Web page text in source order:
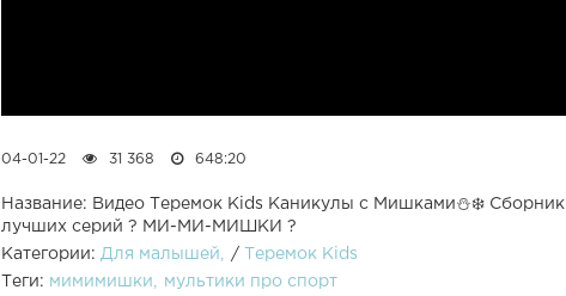
04-01-22 31 368 648:20
Название: Видео Теремок Kids Каникулы с Мишками⛄❄️ Сборник
лучших серий ? МИ-МИ-МИШКИ ?
Категории: Для малышей /
Теремок Kids
Теги: мимимишки мультики про спорт